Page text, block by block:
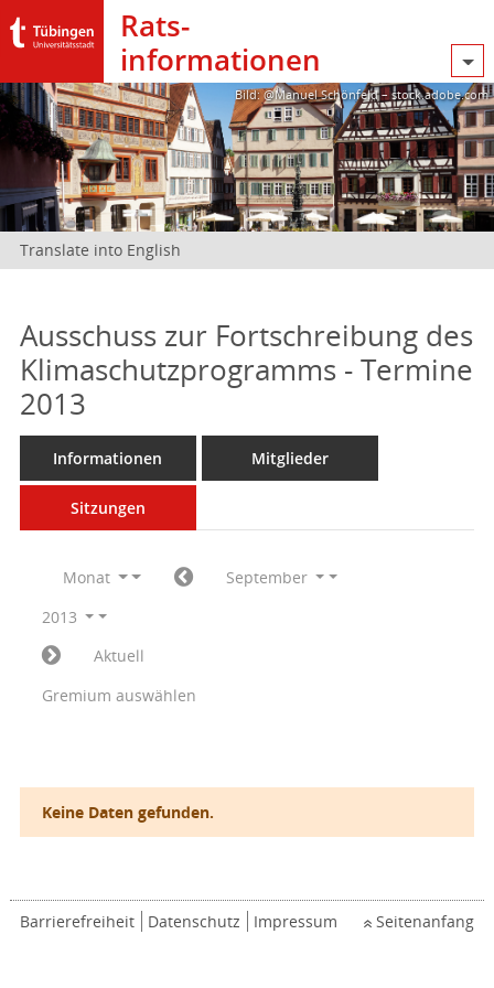
Rats­
informationen
Bild: @Manuel Schönfeld – stock.adobe.com
Translate into English
Ausschuss zur Fortschreibung des
Klimaschutzprogramms - Termine
2013
Informationen Mitglieder
Sitzungen
Monat
September
2013
Aktuell
Gremium auswählen
Keine Daten gefunden.
Barrierefreiheit Datenschutz Impressum Seitenanfang